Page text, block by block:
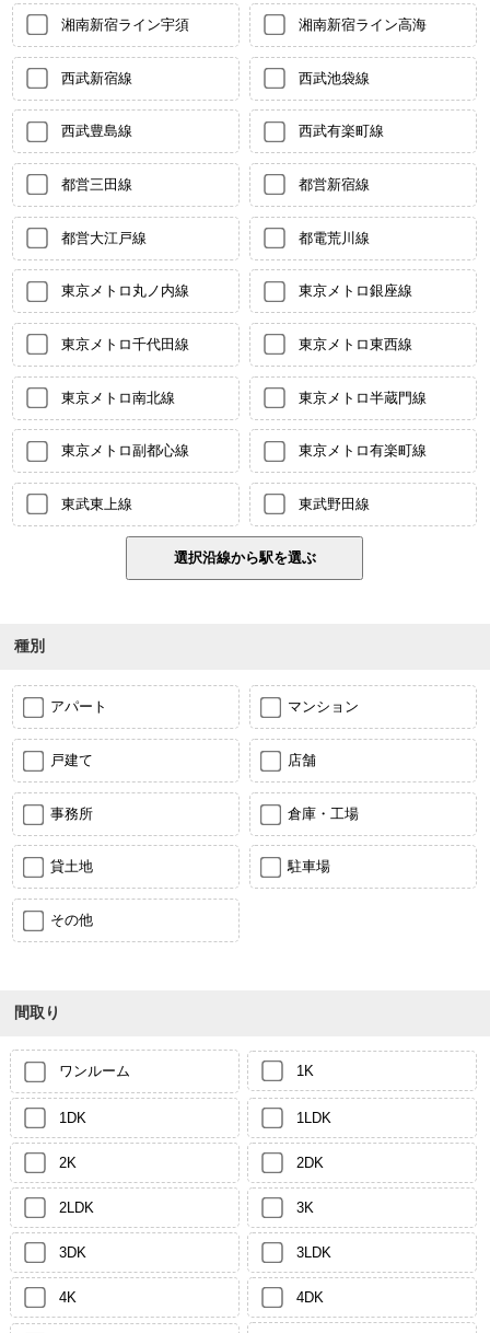
湘南新宿ライン宇須 湘南新宿ライン高海
西武新宿線 西武池袋線
西武豊島線 西武有楽町線
都営三田線 都営新宿線
都営大江戸線 都電荒川線
東京メトロ丸ノ内線 東京メトロ銀座線
東京メトロ千代田線 東京メトロ東西線
東京メトロ南北線 東京メトロ半蔵門線
東京メトロ副都心線 東京メトロ有楽町線
東武東上線 東武野田線
種別
アパート マンション
戸建て 店舗
事務所 倉庫・工場
貸土地 駐車場
その他
間取り
ワンルーム 1K
1DK 1LDK
2K 2DK
2LDK 3K
3DK 3LDK
4K 4DK